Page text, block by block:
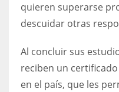
quieren superarse
descuidar otras
Al concluir sus
reciben un
en el país, que les